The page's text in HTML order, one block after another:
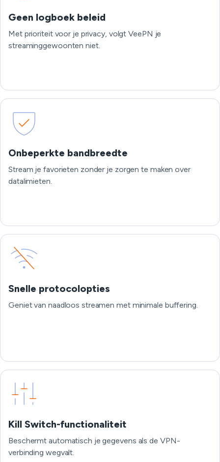
Geen logboek beleid
Met prioriteit voor je privacy, volgt VeePN je
streaminggewoonten niet.
Onbeperkte bandbreedte
Stream je favorieten zonder je zorgen te maken over
datalimieten.
Snelle protocolopties
Geniet van naadloos streamen met minimale buffering.
Kill Switch-functionaliteit
Beschermt automatisch je gegevens als de VPN-
verbinding wegvalt.